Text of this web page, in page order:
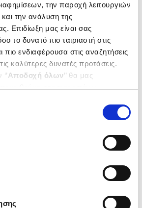
την παροχή λειτουργιών
την ανάλυση της
Επιδίωξη μας είναι σας
το δυνατό πιο ταιριαστή στις
πιο ενδιαφέρουσα στις αναζητήσεις
καλύτερες δυνατές προτάσεις.
Αποδοχή όλων’’ θα μας
επιλέξετε από τα παρακάτω με την
΄΄και να ενημερωθείτε σχετικά με